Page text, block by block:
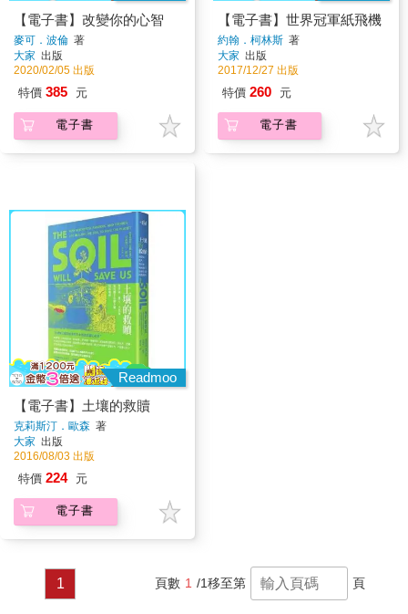
【電子書】改變你的心智
麥可．波倫 著
大家 出版
2020/02/05 出版
特價 385 元
電子書
【電子書】世界冠軍紙飛機
約翰．柯林斯 著
大家 出版
2017/12/27 出版
特價 260 元
電子書
Readmoo
【電子書】土壤的救贖
克莉斯汀．歐森 著
大家 出版
2016/08/03 出版
特價 224 元
電子書
1 頁數 1 /1移至第 頁